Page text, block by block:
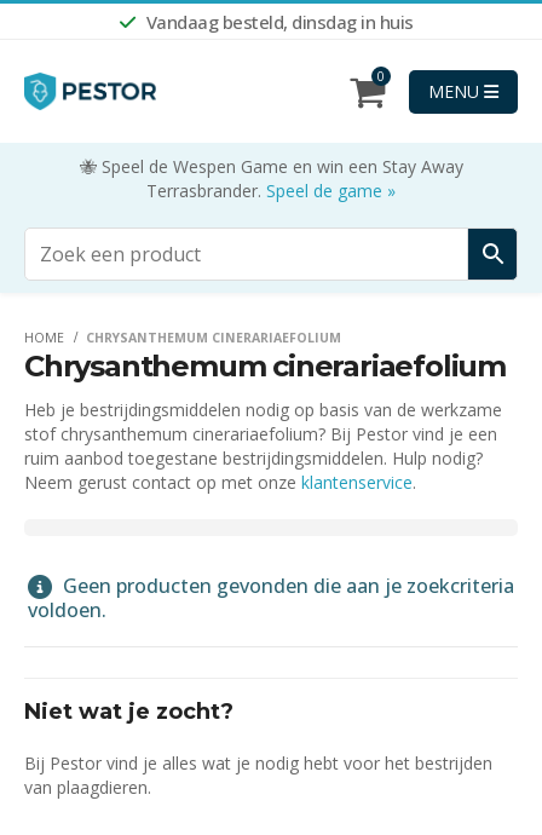
Vandaag besteld, dinsdag in huis
0
MENU
🐝 Speel de Wespen Game en win een Stay Away
Terrasbrander. Speel de game »
HOME CHRYSANTHEMUM CINERARIAEFOLIUM
Chrysanthemum cinerariaefolium
Heb je bestrijdingsmiddelen nodig op basis van de werkzame
stof chrysanthemum cinerariaefolium? Bij Pestor vind je een
ruim aanbod toegestane bestrijdingsmiddelen. Hulp nodig?
Neem gerust contact op met onze klantenservice.
Geen producten gevonden die aan je zoekcriteria
voldoen.
Niet wat je zocht?
Bij Pestor vind je alles wat je nodig hebt voor het bestrijden
van plaagdieren.